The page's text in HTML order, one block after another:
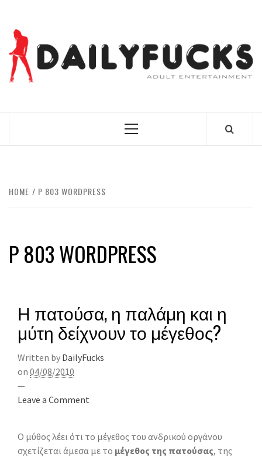
content
Primary
HOME P 803 WORDPRESS
P 803 WORDPRESS
Η πατούσα, η παλάμη και η
μύτη δείχνουν το μέγεθος?
Written by DailyFucks
on 04/08/2010
—
Leave a Comment
Ο μύθος λέει ότι το μέγεθος του ανδρικού οργάνου
σχετίζεται άμεσα με το μέγεθος της πατούσας, της